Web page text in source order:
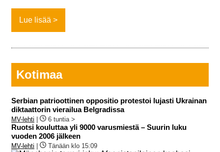
Lue lisää
Kotimaa
Serbian patrioottinen oppositio protestoi lujasti Ukrainan
diktaattorin vierailua Belgradissa
MV-lehti 6 tuntia >
Ruotsi kouluttaa yli 9000 varusmiestä – Suurin luku
vuoden 2006 jälkeen
MV-lehti Tänään klo 15:09